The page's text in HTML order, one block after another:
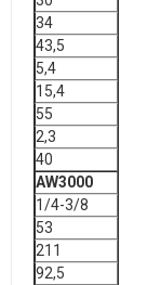
34
43,5
5,4
15,4
55
2,3
40
AW3000
1/4-3/8
53
211
92,5